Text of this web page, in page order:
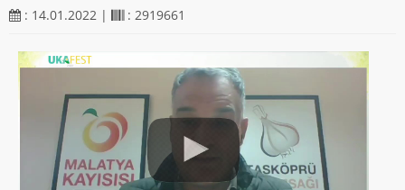
: 14.01.2022 |
: 2919661